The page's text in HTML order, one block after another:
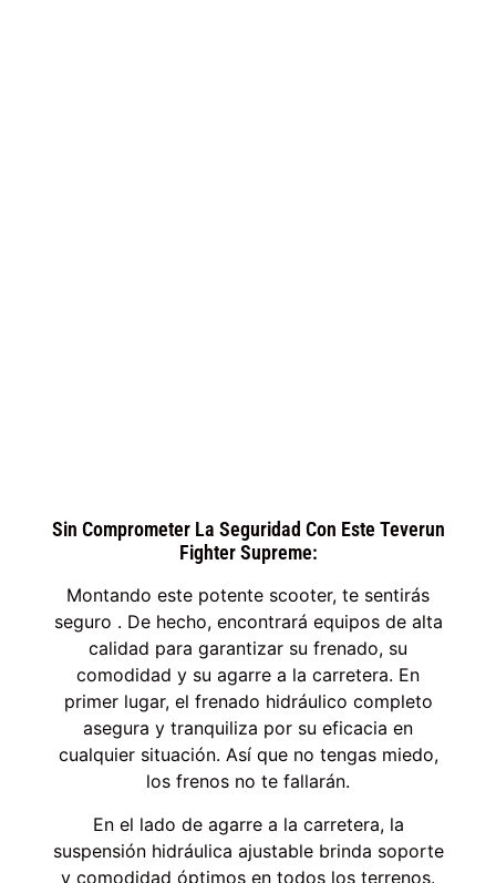
Sin Comprometer La Seguridad Con Este Teverun
Fighter Supreme:
Montando este potente scooter, te sentirás
seguro . De hecho, encontrará equipos de alta
calidad para garantizar su frenado, su
comodidad y su agarre a la carretera. En
primer lugar, el frenado hidráulico completo
asegura y tranquiliza por su eficacia en
cualquier situación. Así que no tengas miedo,
los frenos no te fallarán.
En el lado de agarre a la carretera, la
suspensión hidráulica ajustable brinda soporte
y comodidad óptimos en todos los terrenos.